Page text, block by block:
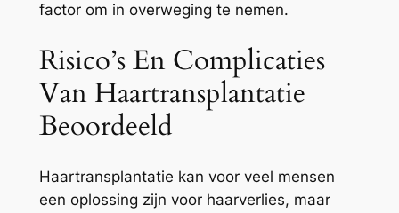
factor om in overweging te nemen.
Risico’s En Complicaties
Van Haartransplantatie
Beoordeeld
Haartransplantatie kan voor veel mensen
een oplossing zijn voor haarverlies, maar